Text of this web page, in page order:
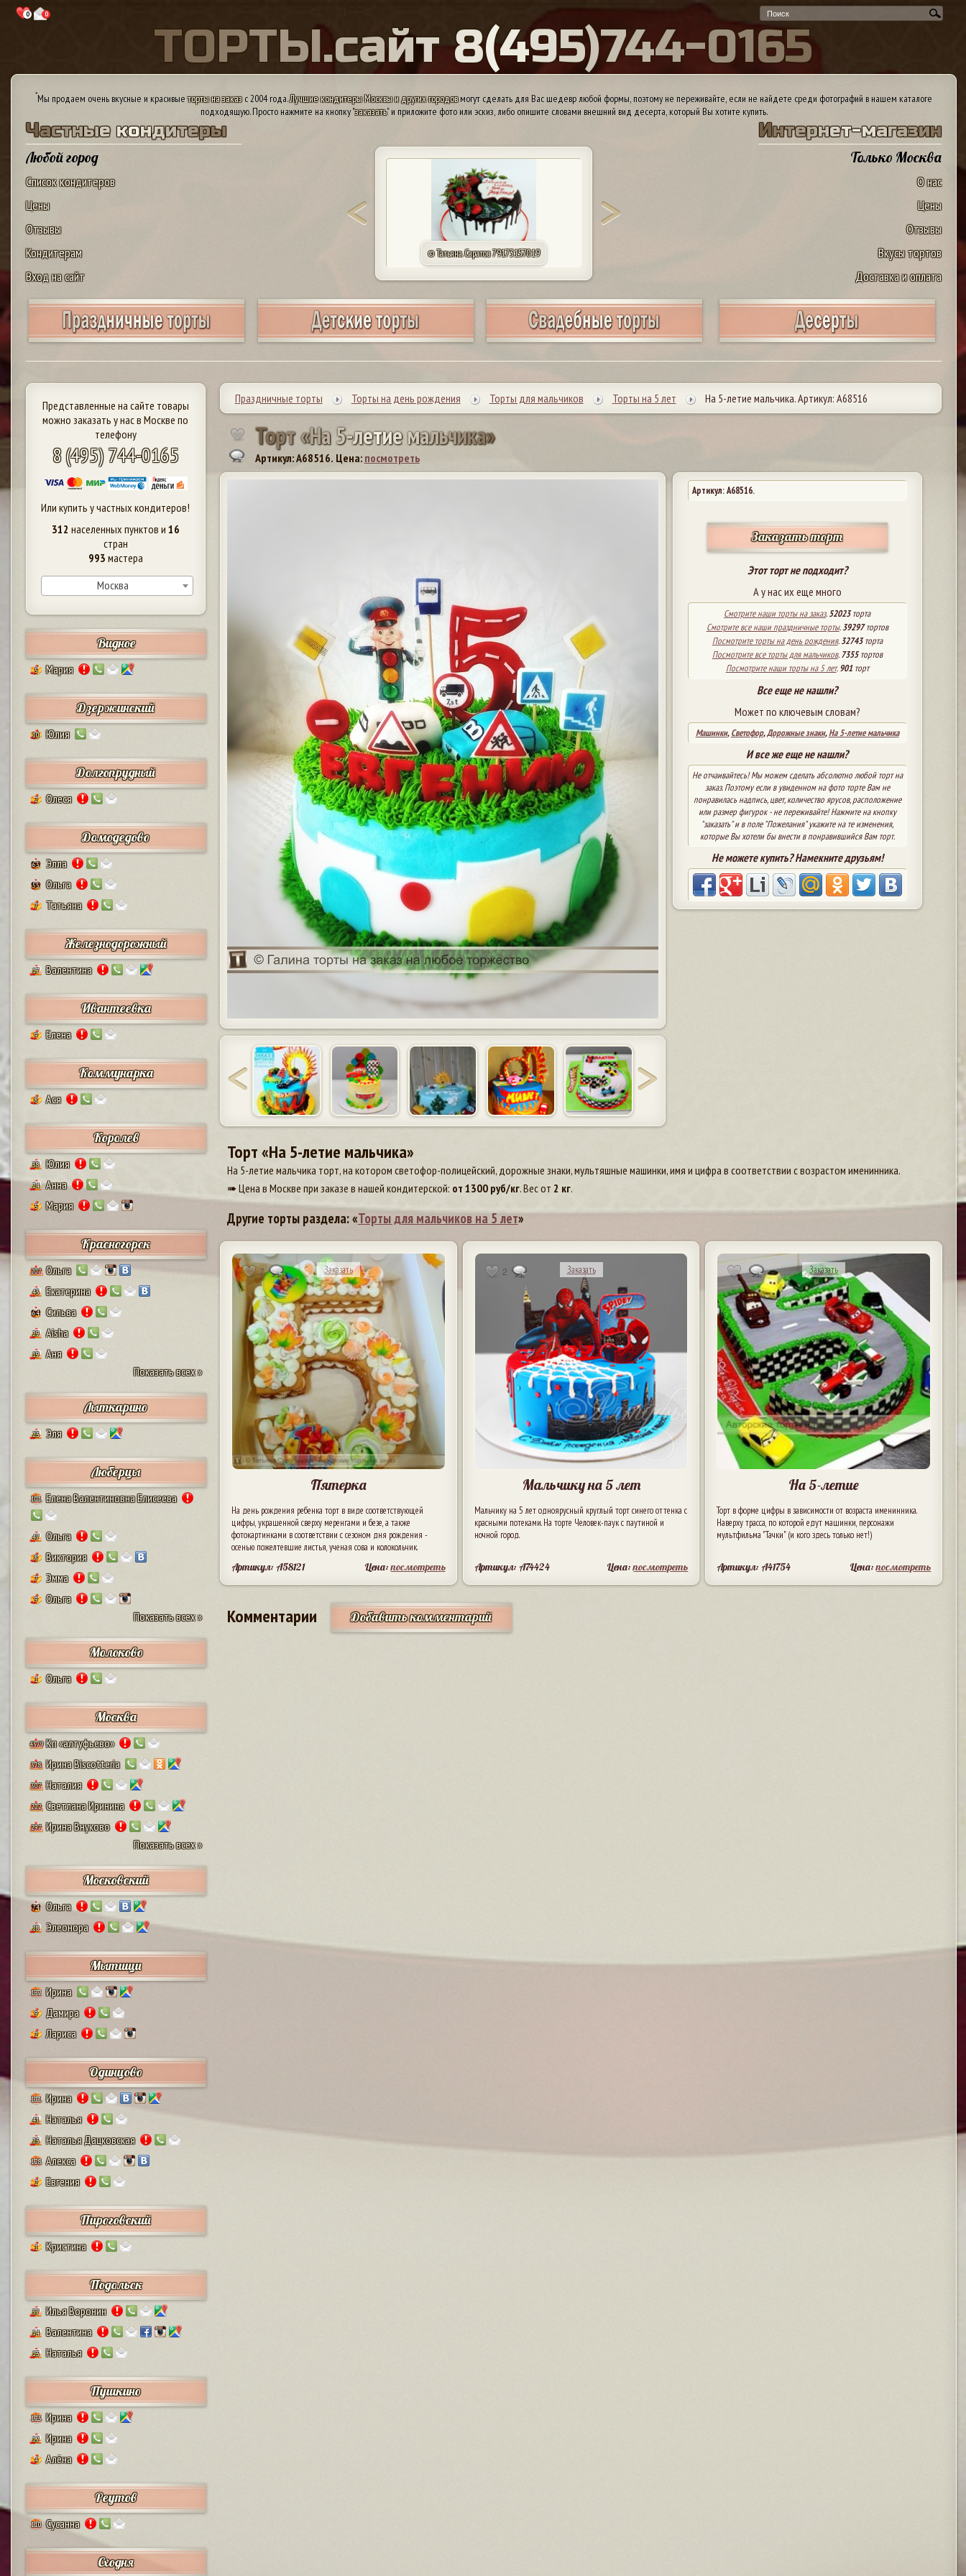
0 0
ТОРТЫ.сайт 8(495)744-0165
*Мы продаем очень вкусные и красивыеторты на заказс 2004 года.Лучшие кондитеры Москвы и других городовмогут сделать для Вас шедевр любой формы, поэтому не переживайте, если не найдете среди фотографий в нашем каталоге
подходящую. Просто нажмите на кнопку "заказать" и приложите фото или эскиз, либо опишите словами внешний вид десерта, который Вы хотите купить.
Частные кондитеры
Любой город
Список кондитеров
Цены
Отзывы
Кондитерам
Вход на сайт
Интернет-магазин
Только Москва
О нас
Цены
Отзывы
Вкусы тортов
Доставка и оплата
© Марина. Орск 89020352723
Представленные на сайте товары
можно заказать у нас в Москве по
телефону
8 (495) 744-0165
Или купить у частных кондитеров!
312 населенных пунктов и 16
стран
993 мастера
Москва
Видное
5 Мария
Дзержинский
10 Юлия
Долгопрудный
2 Олеся
Домодедово
63 Элла
55 Ольга
7 Татьяна
Железнодорожный
17 Валентина
Ивантеевка
9 Елена
Коммунарка
8 Ася
Королев
38 Юлия
24 Анна
5 Мария
Красногорск
207 Ольга
43 Екатерина
64 Сильва
29 Aisha
19
Аня
Показать всех »
Лыткарино
23 Эля
Люберцы
101 Елена Валентиновна Елисеева
47 Ольга
8 Виктория
7 Эмма
9
Ольга
Показать всех »
Молоково
1 Ольга
Москва
4579 Кп «алтуфьево»
378 Ирина Biscotteria
307 Наталия
222 Светлана Иринина
297 Ирина Внуково
Показать всех »
Московский
74 Ольга
28 Элеонора
Мытищи
132 Ирина
9 Дамира
2 Лариса
Одинцово
111 Ирина
41 Наталья
25 Наталья Дацковская
128 Алекса
2 Евгения
Пироговский
1 Кристина
Подольск
37 Илья Воронин
14 Валентина
13 Наталья
Пушкино
125 Ирина
12 Ирина
4 Алёна
Реутов
110 Сусанна
Сходня
Праздничные торты Торты на день рождения Торты для мальчиков Торты на 5 лет На 5-летие мальчика. Артикул: А68516
Торт«На5-летиемальчика»
Артикул: A68516. Цена: посмотреть
Артикул: A68516.
Заказать торт
Этот торт не подходит?
А у нас их еще много
Смотрите наши торты на заказ.52023торта
Смотрите все наши праздничные торты.39297тортов
Посмотрите торты на день рождения.32743торта
Посмотрите все торты для мальчиков.7355тортов
Посмотрите наши торты на 5 лет.901торт
Все еще не нашли?
Может по ключевым словам?
Машинки,Светофор,Дорожные знаки,На 5-летие мальчика
И все же еще не нашли?
Не отчаивайтесь! Мы можем сделать абсолютно любой торт на
заказ. Поэтому если в увиденном на фото торте Вам не
понравилась надпись, цвет, количество ярусов, расположение
или размер фигурок - не переживайте! Нажмите на кнопку
"заказать" и в поле "Пожелания" укажите на те изменения,
которые Вы хотели бы внести в понравившийся Вам торт.
Не можете купить? Намекните друзьям!
Торт «На 5-летие мальчика»
На 5-летие мальчика торт, на котором светофор-полицейский, дорожные знаки, мультяшные машинки, имя и цифра в соответствии с возрастом именинника.
➠ Цена в Москве при заказе в нашей кондитерской: от 1300руб/кг. Вес от 2 кг.
Другие торты раздела: «Торты для мальчиков на 5 лет»
7 Заказать
Пятерка
На день рождения ребенка торт в виде соответствующей
цифры, украшенной сверху меренгами и безе, а также
фотокартинками в соответствии с сезоном дня рождения -
осенью пожелтевшие листья, ученая сова и колокольчик.
Артикул: A58121 Цена:посмотреть
2 Заказать
Мальчику на 5 лет
Мальчику на 5 лет одноярусный круглый торт синего оттенка с
красными потеками. На торте Человек-паук с паутиной и
ночной город.
Артикул: A74424 Цена:посмотреть
Заказать
На 5-летие
Торт в форме цифры в зависимости от возраста именинника.
Наверху трасса, по которой едут машинки, персонажи
мультфильма "Тачки" (и кого здесь только нет!)
Артикул: A41754 Цена:посмотреть
Комментарии Добавить комментарий